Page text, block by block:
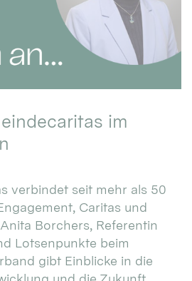
im
verbindet seit mehr als 50
Caritas und
Borchers, Referentin
Lotsenpunkte beim
gibt Einblicke in die